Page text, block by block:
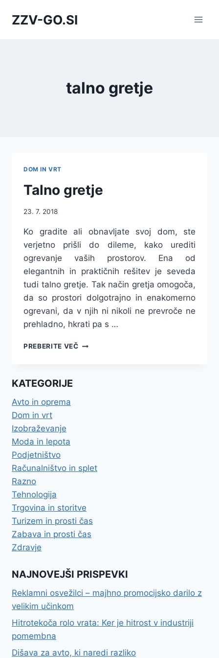
ZZV-GO.SI
talno gretje
DOM IN VRT
Talno gretje
23. 7. 2018
Ko gradite ali obnavljate svoj dom, ste
verjetno prišli do dileme, kako urediti
ogrevanje vaših prostorov. Ena od
elegantnih in praktičnih rešitev je seveda
tudi talno gretje. Tak način gretja omogoča,
da so prostori dolgotrajno in enakomerno
ogrevani, da v njih ni nikoli ne prevroče ne
prehladno, hkrati pa s …
PREBERITE VEČTALNO
KATEGORIJE
Avto in oprema
Dom in vrt
Izobraževanje
Moda in lepota
Podjetništvo
Računalništvo in splet
Razno
Tehnologija
Trgovina in storitve
Turizem in prosti čas
Zabava in prosti čas
Zdravje
NAJNOVEJŠI PRISPEVKI
Reklamni osvežilci – majhno promocijsko darilo z
velikim učinkom
Hitrotekoča rolo vrata: Ker je hitrost v industriji
pomembna
Dišava za avto, ki naredi razliko